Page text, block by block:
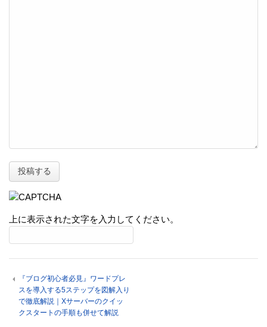
上に表示された文字を入力してください。
『ブログ初心者必見』ワードプレ
スを導入する5ステップを図解入り
で徹底解説｜Xサーバーのクイッ
クスタートの手順も併せて解説